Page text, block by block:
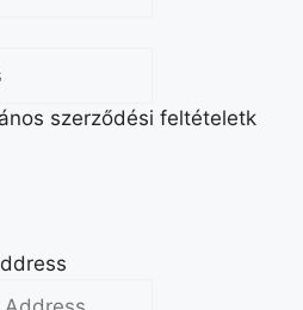
szerződési feltételetk